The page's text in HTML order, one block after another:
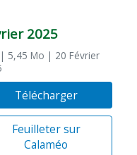
2025
| 5,45 Mo | 20 Février
Télécharger
Feuilleter sur
Calaméo